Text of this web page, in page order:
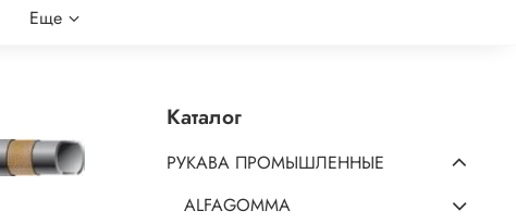
Еще
Каталог
РУКАВА ПРОМЫШЛЕННЫЕ
ALFAGOMMA